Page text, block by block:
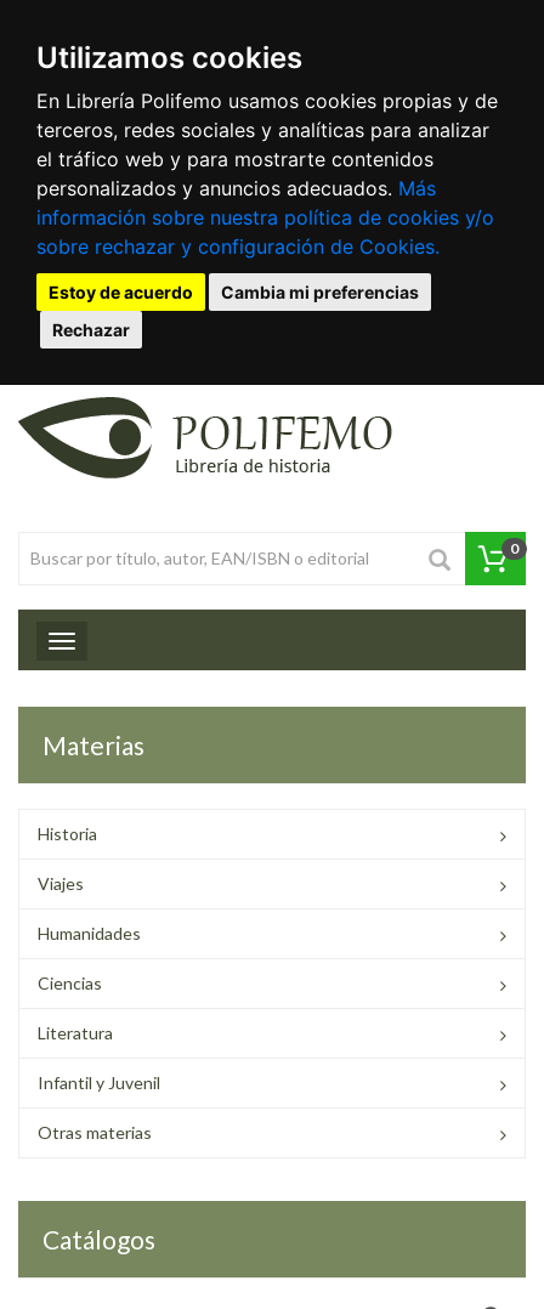
Utilizamos cookies
En Librería Polifemo usamos cookies propias y de
terceros, redes sociales y analíticas para analizar
el tráfico web y para mostrarte contenidos
personalizados y anuncios adecuados. Más
información sobre nuestra política de cookies y/o
sobre rechazar y configuración de Cookies.
Estoy de acuerdo
Cambia mi preferencias
Rechazar
0
Toggle navigation
Materias
Historia
Viajes
Humanidades
Ciencias
Literatura
Infantil y Juvenil
Otras materias
Catálogos